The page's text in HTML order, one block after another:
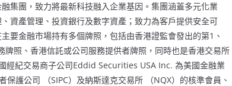
集團，致力將最新科技融入企業基因。集團涵蓋多元化業
資產管理、投資銀行及數字資產；致力為客戶提供安全可
要金融市場持有多個牌照，包括由香港證監會發出的第1、
照、香港信託或公司服務提供者牌照，同時也是香港交易所
經紀交易商子公司Eddid Securities USA Inc. 為美國金融業
護公司 （SIPC）及納斯達克交易所 （NQX）的核準會員、